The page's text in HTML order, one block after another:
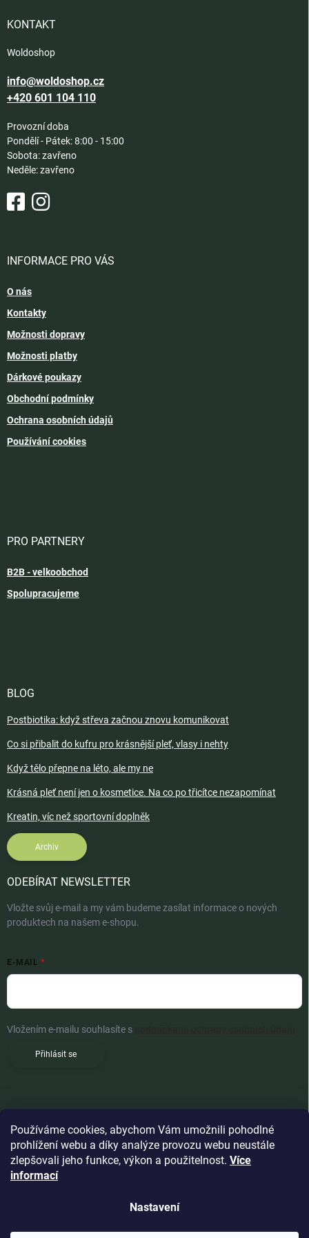
Používáme cookies, abychom Vám umožnili pohodlné
prohlížení webu a díky analýze provozu webu neustále
zlepšovali jeho funkce, výkon a použitelnost. Více
informací
Nastavení
KONTAKT
Woldoshop
info@woldoshop.cz
+420 601 104 110
Provozní doba
Pondělí - Pátek: 8:00 - 15:00
Sobota: zavřeno
Neděle: zavřeno
INFORMACE PRO VÁS
O nás
Kontakty
Možnosti dopravy
Možnosti platby
Dárkové poukazy
Obchodní podmínky
Ochrana osobních údajů
Používání cookies
PRO PARTNERY
B2B - velkoobchod
Spolupracujeme
BLOG
Postbiotika: když střeva začnou znovu komunikovat
Co si přibalit do kufru pro krásnější pleť, vlasy i nehty
Když tělo přepne na léto, ale my ne
Krásná pleť není jen o kosmetice. Na co po třicítce nezapomínat
Kreatin, víc než sportovní doplněk
Archiv
ODEBÍRAT NEWSLETTER
Vložte svůj e-mail a my vám budeme zasílat informace o nových
produktech na našem e-shopu.
E-MAIL
Vložením e-mailu souhlasíte s
Přihlásit se